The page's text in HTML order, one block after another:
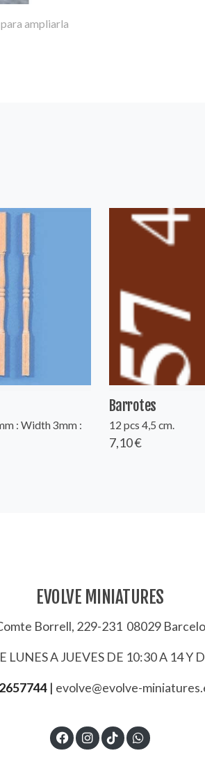
ampliarla
: Width 3mm :
Barrotes
12 pcs 4,5 cm.
7,10 €
EVOLVE MINIATURES
Borrell, 229-231 08029
LUNES A JUEVES DE 10:30 A 14 Y
| evolve@evolve-